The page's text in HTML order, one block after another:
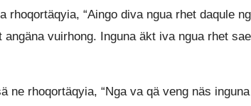
“Aingo diva ngua rhet daqule
vuirhong. Inguna äkt iva ngua rhet
ne rhoqortäqyia, “Nga va qä veng näs